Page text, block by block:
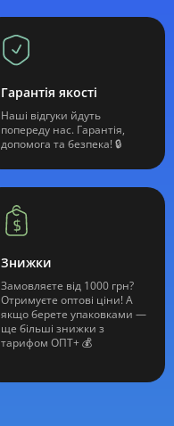
Гарантія якості
Наші відгуки йдуть
попереду нас. Гарантія,
допомога та безпека! 🔒
Знижки
Замовляєте від 1000 грн?
Отримуєте оптові ціни! А
якщо берете упаковками —
ще більші знижки з
тарифом ОПТ+ 💰